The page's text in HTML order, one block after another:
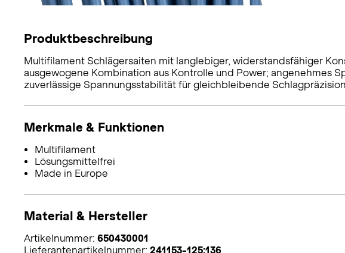
Produktbeschreibung
Multifilament Schlägersaiten mit langlebiger, widerstandsfähiger
ausgewogene Kombination aus Kontrolle und Power; angenehmes
zuverlässige Spannungsstabilität für gleichbleibende
Merkmale & Funktionen
Multifilament
Lösungsmittelfrei
Made in Europe
Material & Hersteller
Artikelnummer: 650430001
Lieferantenartikelnummer: 241153-125;136